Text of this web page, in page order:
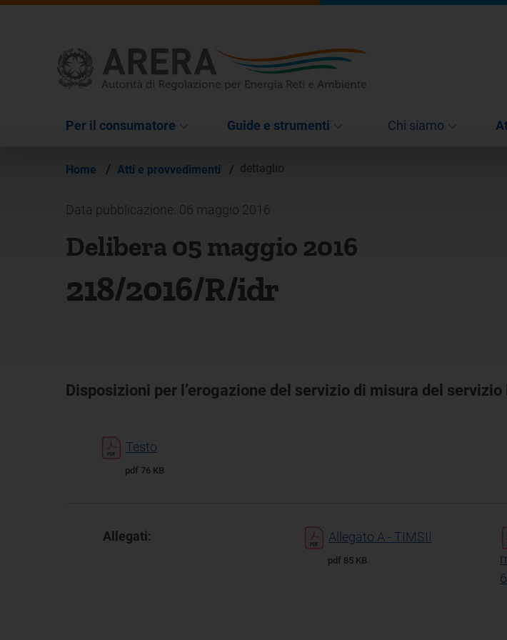
Per il consumatore Guide e strumenti Chi siamo
Home / Atti e provvedimenti / dettaglio
Data pubblicazione: 06 maggio 2016
Delibera 05 maggio 2016
218/2016/R/idr
Disposizioni per l’erogazione del servizio di misura del
Testo
pdf 76 KB
Allegati: Allegato A - TIMSII
pdf 85 KB